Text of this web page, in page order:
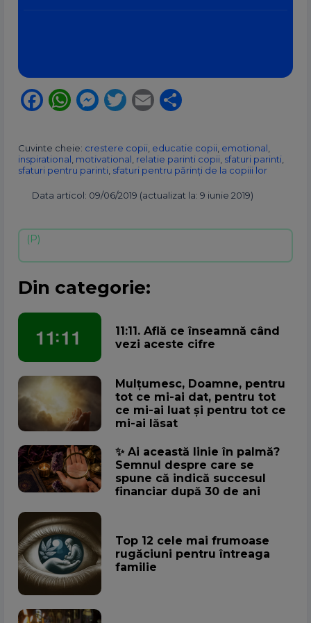
Facebook
WhatsApp
Messenger
Twitter
Email
Cuvinte cheie: crestere copii educatie copii emotional
inspirational motivational relatie parinti copii sfaturi parinti
sfaturi pentru parinti sfaturi pentru părinţi de la copiii lor
Data articol: 09/06/2019 (actualizat la: 9 iunie 2019)
Din categorie:
11:11. Află ce înseamnă când
vezi aceste cifre
Mulțumesc, Doamne, pentru
tot ce mi-ai dat, pentru tot
ce mi-ai luat și pentru tot ce
mi-ai lăsat
✨ Ai această linie în palmă?
Semnul despre care se
spune că indică succesul
financiar după 30 de ani
Top 12 cele mai frumoase
rugăciuni pentru întreaga
familie